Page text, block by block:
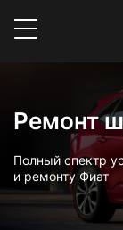
Ремонт
Полный спектр
и ремонту Фиат